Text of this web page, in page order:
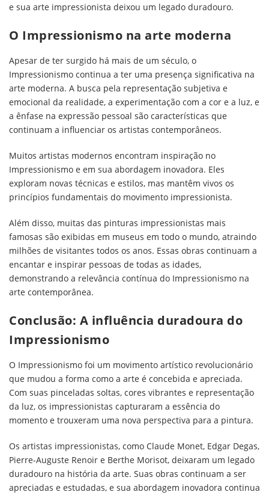
e sua arte impressionista deixou um legado duradouro.
O Impressionismo na arte moderna
Apesar de ter surgido há mais de um século, o
Impressionismo continua a ter uma presença significativa na
arte moderna. A busca pela representação subjetiva e
emocional da realidade, a experimentação com a cor e a luz, e
a ênfase na expressão pessoal são características que
continuam a influenciar os artistas contemporâneos.
Muitos artistas modernos encontram inspiração no
Impressionismo e em sua abordagem inovadora. Eles
exploram novas técnicas e estilos, mas mantêm vivos os
princípios fundamentais do movimento impressionista.
Além disso, muitas das pinturas impressionistas mais
famosas são exibidas em museus em todo o mundo, atraindo
milhões de visitantes todos os anos. Essas obras continuam a
encantar e inspirar pessoas de todas as idades,
demonstrando a relevância contínua do Impressionismo na
arte contemporânea.
Conclusão: A influência duradoura do
Impressionismo
O Impressionismo foi um movimento artístico revolucionário
que mudou a forma como a arte é concebida e apreciada.
Com suas pinceladas soltas, cores vibrantes e representação
da luz, os impressionistas capturaram a essência do
momento e trouxeram uma nova perspectiva para a pintura.
Os artistas impressionistas, como Claude Monet, Edgar Degas,
Pierre-Auguste Renoir e Berthe Morisot, deixaram um legado
duradouro na história da arte. Suas obras continuam a ser
apreciadas e estudadas, e sua abordagem inovadora continua